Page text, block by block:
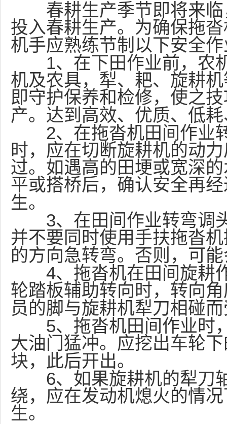
春耕生产季节即将来临
投入春耕生产。为确保拖
机手应熟练节制以下安全
1、在下田作业前，农
机及农具，犁、耙、旋耕
即守护保养和检修，使之
产。达到高效、优质、低
2、在拖沓机田间作业
时，应在切断旋耕机的动
过。如遇高的田埂或宽深
平或搭桥后，确认安全再
生。
3、在田间作业转弯调
并不要同时使用手扶拖沓
的方向急转弯。否则，可
4、拖沓机在田间旋耕
轮踏板辅助转向时，转向
员的脚与旋耕机犁刀相碰
5、拖沓机田间作业时
大油门猛冲。应挖出车轮
块，此后开出。
6、如果旋耕机的犁刀
绕，应在发动机熄火的情
生。